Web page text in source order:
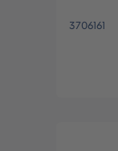
3706161